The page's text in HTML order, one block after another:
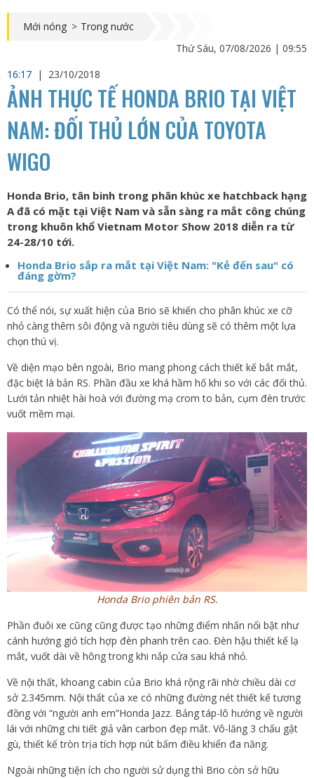
Mới nóng > Trong nước
Thứ Sáu, 07/08/2026 | 09:55
16:17 | 23/10/2018
ẢNH THỰC TẾ HONDA BRIO TẠI VIỆT
NAM: ĐỐI THỦ LỚN CỦA TOYOTA
WIGO
Honda Brio, tân binh trong phân khúc xe hatchback hạng
A đã có mặt tại Việt Nam và sẵn sàng ra mắt công chúng
trong khuôn khổ Vietnam Motor Show 2018 diễn ra từ
24-28/10 tới.
Honda Brio sắp ra mắt tại Việt Nam: "Kẻ đến sau" có
đáng gờm?
Có thể nói, sự xuất hiện của Brio sẽ khiến cho phân khúc xe cỡ
nhỏ càng thêm sôi động và người tiêu dùng sẽ có thêm một lựa
chọn thú vị.
Về diện mạo bên ngoài, Brio mang phong cách thiết kế bắt mắt,
đặc biệt là bản RS. Phần đầu xe khá hầm hố khi so với các đối thủ.
Lưới tản nhiệt hài hoà với đường mạ crom to bản, cụm đèn trước
vuốt mềm mại.
Honda Brio phiên bản RS.
Phần đuôi xe cũng cũng được tạo những điểm nhấn nổi bật như
cánh hướng gió tích hợp đèn phanh trên cao. Đèn hậu thiết kế lạ
mắt, vuốt dài về hông trong khi nắp cửa sau khá nhỏ.
Về nội thất, khoang cabin của Brio khá rộng rãi nhờ chiều dài cơ
sở 2.345mm. Nội thất của xe có những đường nét thiết kế tương
đồng với “người anh em”Honda Jazz. Bảng táp-lô hướng về người
lái với những chi tiết giả vân carbon đẹp mắt. Vô-lăng 3 chấu gật
gù, thiết kế tròn trịa tích hợp nút bấm điều khiển đa năng.
Ngoài những tiện ích cho người sử dụng thì Brio còn sở hữu